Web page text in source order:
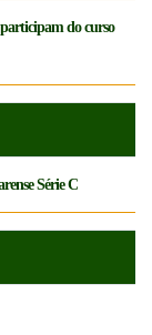
do curso
Série C